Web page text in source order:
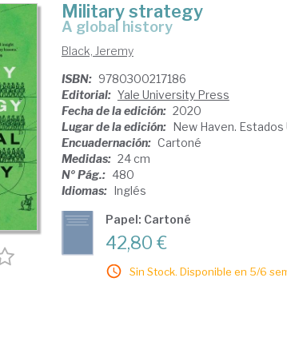
Military strategy
a global history
Black, Jeremy
ISBN: 9780300217186
Editorial: Yale University Press
Fecha de la edición: 2020
Lugar de la edición: New Haven.
Encuadernación: Cartoné
Medidas: 24 cm
Nº Pág.: 480
Idiomas: Inglés
Papel: Cartoné
42,80 €
Sin Stock. Disponible en 5/6